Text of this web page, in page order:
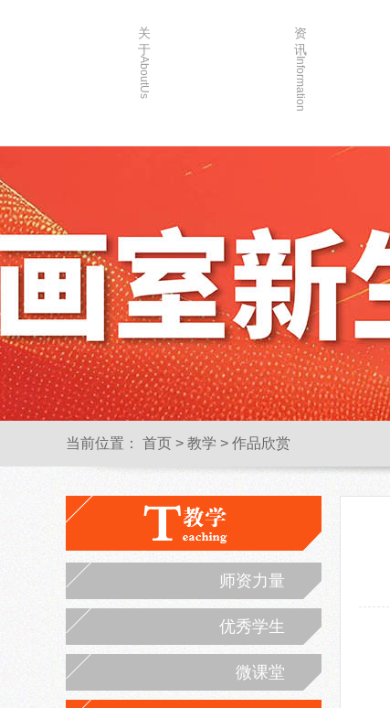
关
于
AboutUs
创始人介绍
资
讯
Information
当前位置： 首页 > 教学 > 作品欣赏
师资力量
优秀学生
微课堂